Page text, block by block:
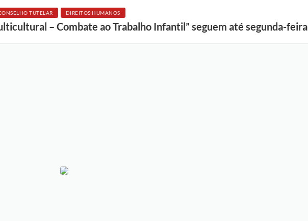
TUTELAR DIREITOS HUMANOS
– Combate ao Trabalho Infantil” seguem até segunda-feira